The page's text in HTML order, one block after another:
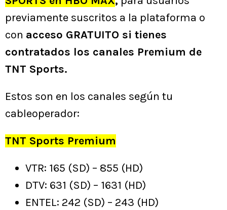
previamente suscritos a la plataforma o
con acceso GRATUITO si tienes
contratados los canales Premium de
TNT Sports.
Estos son en los canales según tu
cableoperador:
TNT Sports Premium
VTR: 165 (SD) – 855 (HD)
DTV: 631 (SD) – 1631 (HD)
ENTEL: 242 (SD) – 243 (HD)